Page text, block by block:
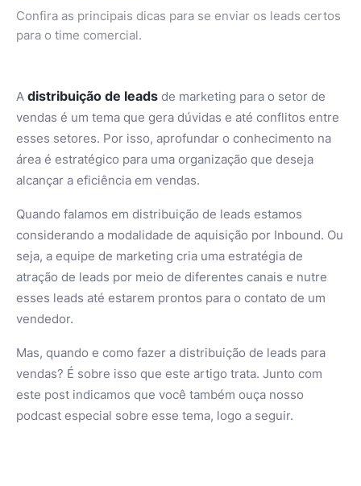
A distribuição de leads de marketing para o setor de
vendas é um tema que gera dúvidas e até conflitos entre
esses setores. Por isso, aprofundar o conhecimento na
área é estratégico para uma organização que deseja
alcançar a eficiência em vendas.
Quando falamos em distribuição de leads estamos
considerando a modalidade de aquisição por Inbound. Ou
seja, a equipe de marketing cria uma estratégia de
atração de leads por meio de diferentes canais e nutre
esses leads até estarem prontos para o contato de um
vendedor.
Mas, quando e como fazer a distribuição de leads para
vendas? É sobre isso que este artigo trata. Junto com
este post indicamos que você também ouça nosso
podcast especial sobre esse tema, logo a seguir.
Confira as principais dicas para se enviar os leads certos
para o time comercial.